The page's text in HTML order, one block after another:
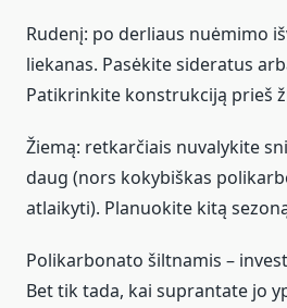
Rudenį: po derliaus nuėmimo
liekanas. Pasėkite sideratus
Patikrinkite konstrukciją prieš
Žiemą: retkarčiais nuvalykite
daug (nors kokybiškas
atlaikyti). Planuokite kitą
Polikarbonato šiltnamis –
Bet tik tada, kai suprantate jo